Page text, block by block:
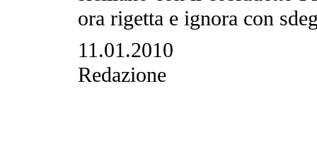
ora rigetta e ignora con
11.01.2010
Redazione